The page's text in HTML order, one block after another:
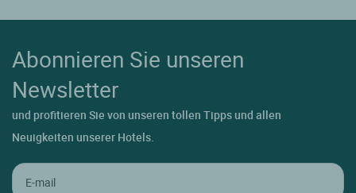
Abonnieren Sie unseren
Newsletter
und profitieren Sie von unseren tollen Tipps und allen
Neuigkeiten unserer Hotels.